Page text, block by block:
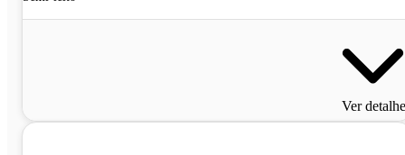
Ver